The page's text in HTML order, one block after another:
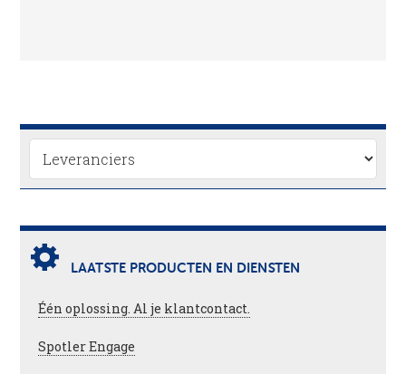
LAATSTE PRODUCTEN EN DIENSTEN
Één oplossing. Al je klantcontact.
Spotler Engage